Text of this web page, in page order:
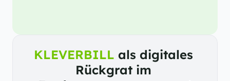
KLEVERBILL als digitales
Rückgrat im